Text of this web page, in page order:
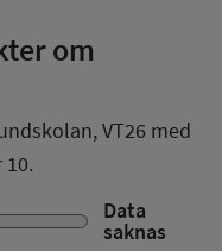
om
VT26 med
10.
Data
saknas